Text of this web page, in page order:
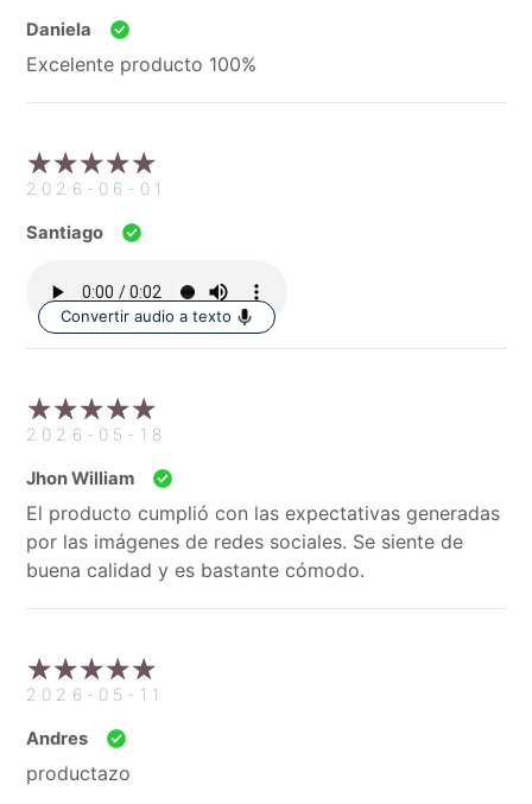
Daniela
Excelente producto 100%
2026-06-01
Santiago
Convertir audio a texto
2026-05-18
Jhon William
El producto cumplió con las expectativas generadas
por las imágenes de redes sociales. Se siente de
buena calidad y es bastante cómodo.
2026-05-11
Andres
productazo